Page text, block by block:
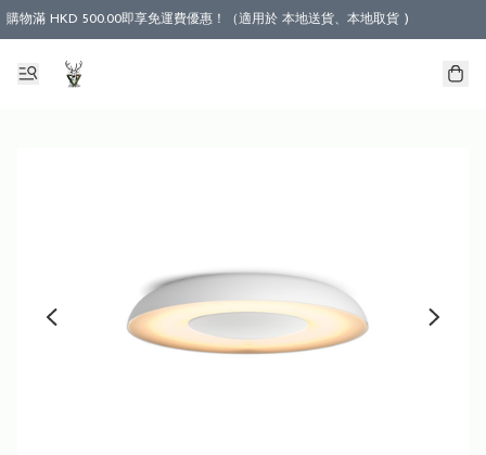
購物滿 HKD 500.00即享免運費優惠！（適用於 本地送貨、本地取貨 )